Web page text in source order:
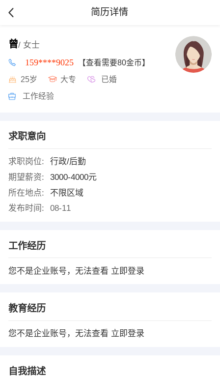
简历详情
曾/ 女士
159****9025 【查看需要80金币】
25岁 大专 已婚
工作经验
求职意向
求职岗位:
行政/后勤
期望薪资:
3000-4000元
所在地点:
不限区域
发布时间:
08-11
工作经历
您不是企业账号，无法查看 立即登录
教育经历
您不是企业账号，无法查看 立即登录
自我描述